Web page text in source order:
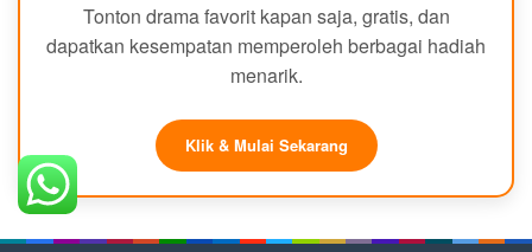
Tonton drama favorit kapan saja, gratis, dan
dapatkan kesempatan memperoleh berbagai hadiah
menarik.
Klik & Mulai Sekarang